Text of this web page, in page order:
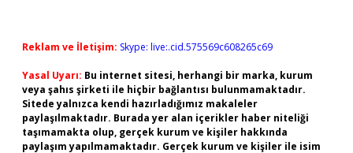
Reklam ve İletişim: Skype: live:.cid.575569c608265c69
Yasal Uyarı: Bu internet sitesi, herhangi bir marka, kurum
veya şahıs şirketi ile hiçbir bağlantısı bulunmamaktadır.
Sitede yalnızca kendi hazırladığımız makaleler
paylaşılmaktadır. Burada yer alan içerikler haber niteliği
taşımamakta olup, gerçek kurum ve kişiler hakkında
paylaşım yapılmamaktadır. Gerçek kurum ve kişiler ile isim